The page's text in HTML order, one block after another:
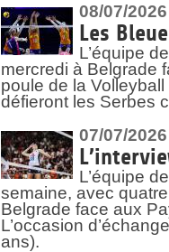
08/07/2026
Les
L’équipe
mercredi à Belgrade
poule de la
défieront les Serbes
07/07/2026
L’équipe
semaine, avec
Belgrade face aux
L’occasion
ans).